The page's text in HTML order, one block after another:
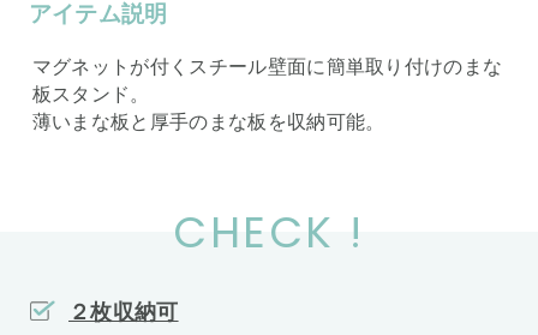
アイテム説明
マグネットが付くスチール壁面に簡単取り付けのまな
板スタンド。
薄いまな板と厚手のまな板を収納可能。
CHECK !
２枚収納可